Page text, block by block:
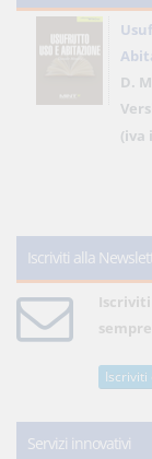
D.
(iva
Iscriviti alla
Iscriviti
Servizi innovativi